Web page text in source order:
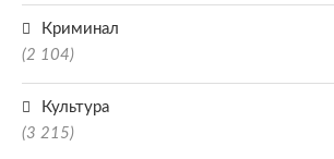
Криминал
(2 104)
Культура
(3 215)